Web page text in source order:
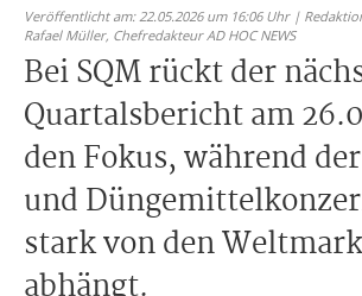
Veröffentlicht am: 22.05.2026 um 16:06 Uhr |
Rafael Müller, Chefredakteur AD HOC NEWS
Bei SQM rückt der
Quartalsbericht am
den Fokus, während
und
stark von den